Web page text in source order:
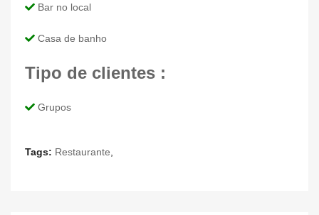
Bar no local
Casa de banho
Tipo de clientes :
Grupos
Tags: Restaurante